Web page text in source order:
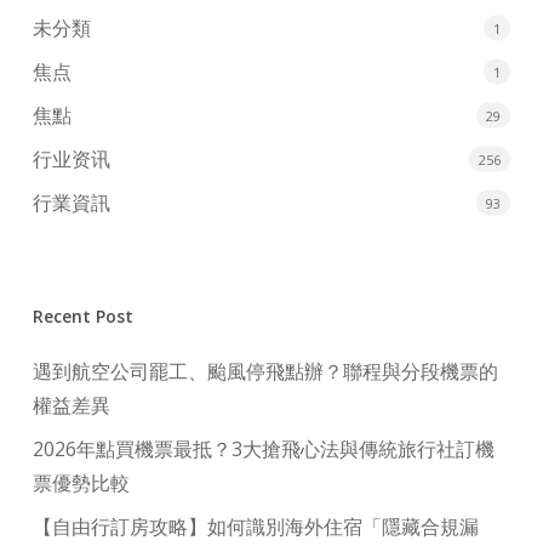
未分類 1
焦点 1
焦點 29
行业资讯 256
行業資訊 93
Recent Post
遇到航空公司罷工、颱風停飛點辦？聯程與分段機票的
權益差異
2026年點買機票最抵？3大搶飛心法與傳統旅行社訂機
票優勢比較
【自由行訂房攻略】如何識別海外住宿「隱藏合規漏